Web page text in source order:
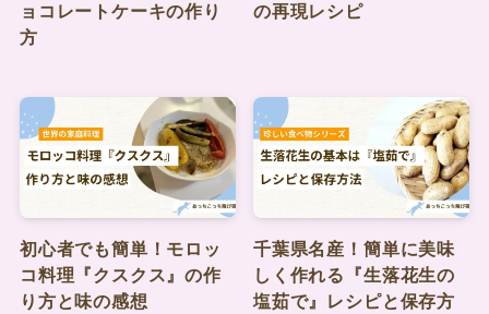
ョコレートケーキの作り
方
の再現レシピ
初心者でも簡単！モロッ
コ料理『クスクス』の作
り方と味の感想
千葉県名産！簡単に美味
しく作れる『生落花生の
塩茹で』レシピと保存方